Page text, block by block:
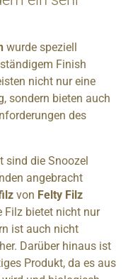
wurde speziell
Finish
nicht nur eine
sondern bieten auch
des
sind die Snoozel
angebracht
von Felty Filz
Filz bietet nicht nur
ist auch nicht
Darüber hinaus ist
Produkt, da es aus